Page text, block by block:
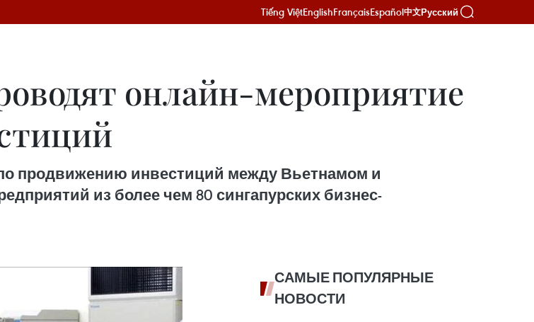
Tiếng ViệtEnglishFrançaisEspañol中文Русский
онлайн-мероприятие
продвижению инвестиций между Вьетнамом и
из более чем 80 сингапурских бизнес-
САМЫЕ ПОПУЛЯРНЫЕ
НОВОСТИ